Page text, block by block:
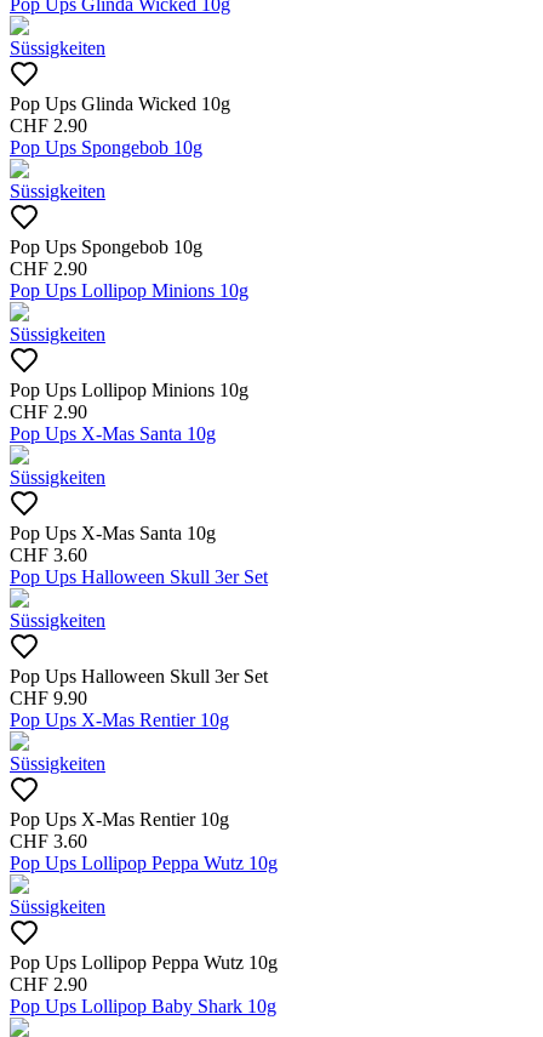
Pop Ups Glinda Wicked 10g
Süssigkeiten
Pop Ups Glinda Wicked 10g
CHF 2.90
Pop Ups Spongebob 10g
Süssigkeiten
Pop Ups Spongebob 10g
CHF 2.90
Pop Ups Lollipop Minions 10g
Süssigkeiten
Pop Ups Lollipop Minions 10g
CHF 2.90
Pop Ups X-Mas Santa 10g
Süssigkeiten
Pop Ups X-Mas Santa 10g
CHF 3.60
Pop Ups Halloween Skull 3er Set
Süssigkeiten
Pop Ups Halloween Skull 3er Set
CHF 9.90
Pop Ups X-Mas Rentier 10g
Süssigkeiten
Pop Ups X-Mas Rentier 10g
CHF 3.60
Pop Ups Lollipop Peppa Wutz 10g
Süssigkeiten
Pop Ups Lollipop Peppa Wutz 10g
CHF 2.90
Pop Ups Lollipop Baby Shark 10g